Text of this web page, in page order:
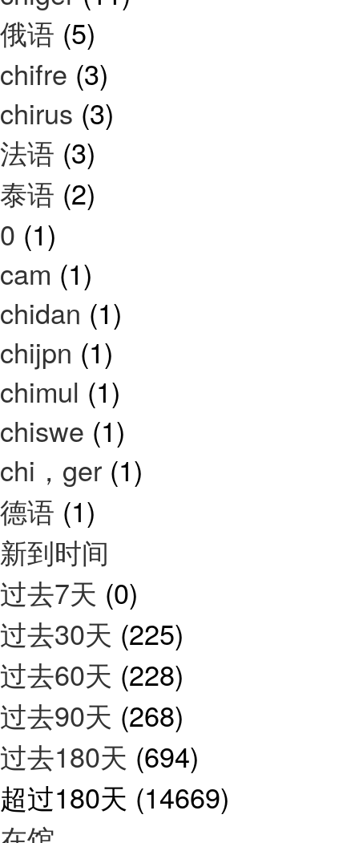
俄语 (5)
chifre (3)
chirus (3)
法语 (3)
泰语 (2)
0 (1)
cam (1)
chidan (1)
chijpn (1)
chimul (1)
chiswe (1)
chi，ger (1)
德语 (1)
新到时间
过去7天 (0)
过去30天 (225)
过去60天 (228)
过去90天 (268)
过去180天 (694)
超过180天 (14669)